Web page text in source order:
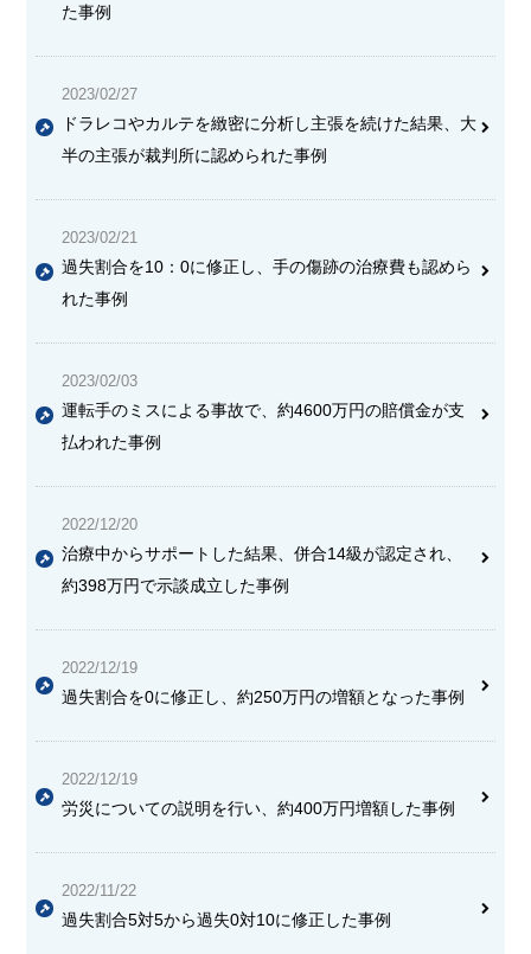
た事例
2023/02/27
ドラレコやカルテを緻密に分析し主張を続けた結果、大
半の主張が裁判所に認められた事例
2023/02/21
過失割合を10：0に修正し、 手の傷跡の治療費も認めら
れた事例
2023/02/03
運転手のミスによる事故で、 約4600万円の賠償金が支
払われた事例
2022/12/20
治療中からサポートした結果、 併合14級が認定され、
約398万円で示談成立 した事例
2022/12/19
過失割合を0に修正し、約250万円の増額となった事例
2022/12/19
労災についての説明を行い、約400万円増額した事例
2022/11/22
過失割合5対5から過失0対10に修正した事例